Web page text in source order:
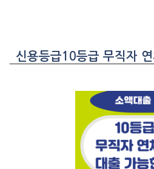
신용등급10등급 무직자